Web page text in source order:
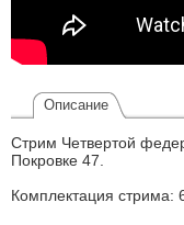
Описание
Стрим Четвертой
Покровке 47.
Комплектация стрима: